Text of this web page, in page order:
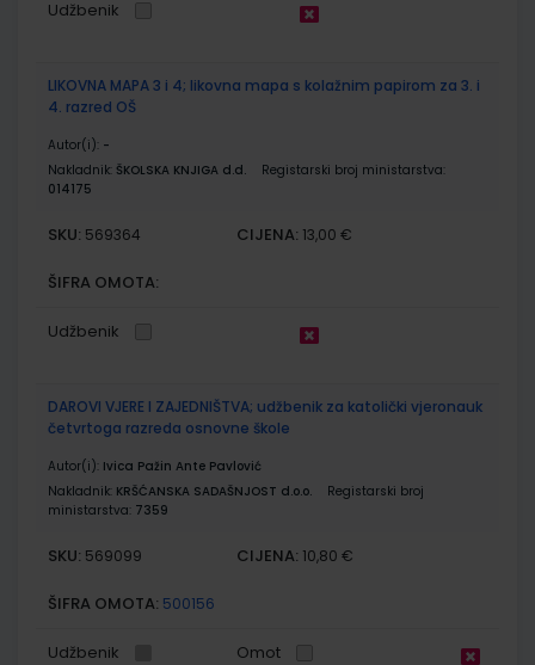
Udžbenik
LIKOVNA MAPA 3 i 4; likovna mapa s kolažnim papirom za 3. i
4. razred OŠ
Autor(i): -
Nakladnik: ŠKOLSKA KNJIGA d.d.
Registarski broj ministarstva:
014175
SKU: 569364 CIJENA: 13,00 €
ŠIFRA OMOTA:
Udžbenik
DAROVI VJERE I ZAJEDNIŠTVA; udžbenik za katolički vjeronauk
četvrtoga razreda osnovne škole
Autor(i): Ivica Pažin Ante Pavlović
Nakladnik: KRŠĆANSKA SADAŠNJOST d.o.o.
Registarski broj
ministarstva: 7359
SKU: 569099 CIJENA: 10,80 €
ŠIFRA OMOTA: 500156
Udžbenik Omot